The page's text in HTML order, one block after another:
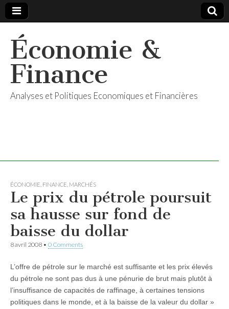
Économie &
Finance
Analyses et Politiques Economiques et Financières
ÉCONOMIE FINANCE MARCHÉS
Le prix du pétrole poursuit
sa hausse sur fond de
baisse du dollar
8 avril 2008 • 0 Comments
L’offre de pétrole sur le marché est suffisante et les prix élevés
du pétrole ne sont pas dus à une pénurie de brut mais plutôt à
l’insuffisance de capacités de raffinage, à certaines tensions
politiques dans le monde, et à la baisse de la valeur du dollar »